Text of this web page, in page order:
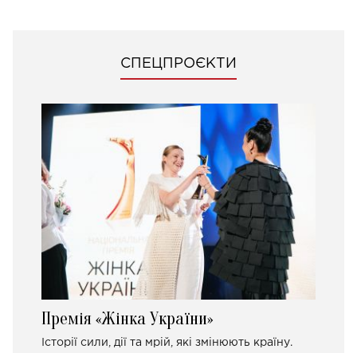
СПЕЦПРОЄКТИ
Премія «Жінка України»
Історії сили, дії та мрій, які змінюють країну.